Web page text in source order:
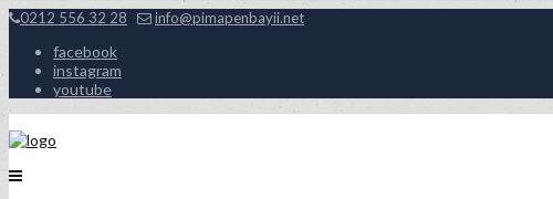
0212 556 32 28 info@pimapenbayii.net
facebook
instagram
youtube